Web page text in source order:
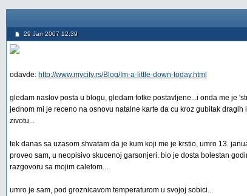
29 Jan 2007 12:39
odavde: http://www.mycity.rs/Blog/Im-a-little-down-today.html
gledam naslov posta u blogu, gledam fotke postavljene...i onda me je
jednom mi je receno na osnovu natalne karte da cu kroz gubitak
zivotu...
tek danas sa uzasom shvatam da je kum koji me je krstio, umro 13.
proveo sam, u neopisivo skucenoj garsonjeri. bio je dosta bolestan
razgovoru sa mojim caletom....
umro je sam, pod groznicavom temperaturom u svojoj sobici...